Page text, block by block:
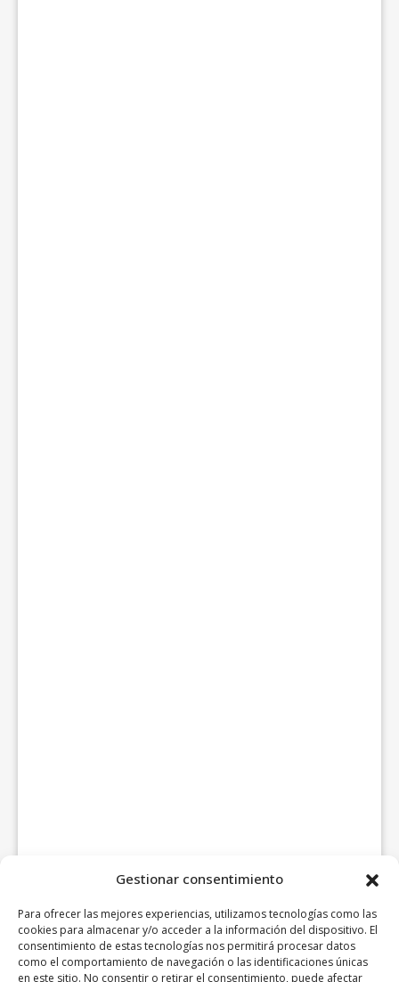
Gestionar consentimiento
Para ofrecer las mejores experiencias, utilizamos tecnologías como las
cookies para almacenar y/o acceder a la información del dispositivo. El
consentimiento de estas tecnologías nos permitirá procesar datos
como el comportamiento de navegación o las identificaciones únicas
en este sitio. No consentir o retirar el consentimiento, puede afectar